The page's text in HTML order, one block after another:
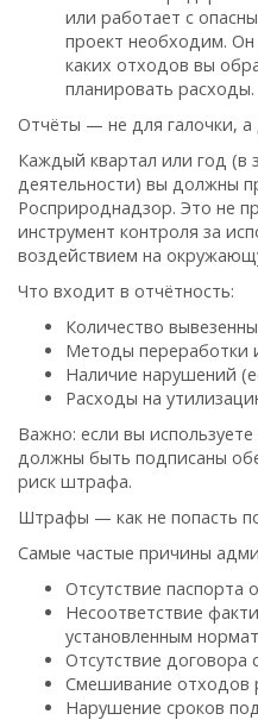
или работает с
проект необходим. Он
каких отходов вы
планировать расходы.
Отчёты — не для галочки, а
Каждый квартал или год (в
деятельности) вы должны
Росприроднадзор. Это не
инструмент контроля за
воздействием на
Что входит в отчётность:
Количество
Методы переработки
Наличие нарушений
Расходы на
Важно: если вы
должны быть подписаны
риск штрафа.
Штрафы — как не попасть
Самые частые причины
Отсутствие паспорта
Несоответствие
установленным
Отсутствие договора
Смешивание отходов
Нарушение сроков